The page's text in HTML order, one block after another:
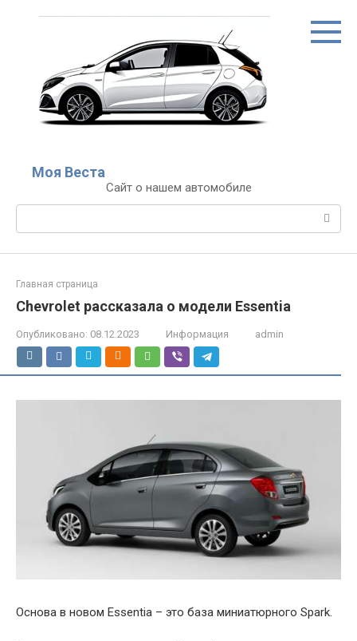
Моя Веста
Сайт о нашем автомобиле
Поиск:
Главная страница
Chevrolet рассказала о модели Essentia
Опубликовано: 08.12.2023 Информация admin
Основа в новом Essentia – это база миниатюрного Spark.